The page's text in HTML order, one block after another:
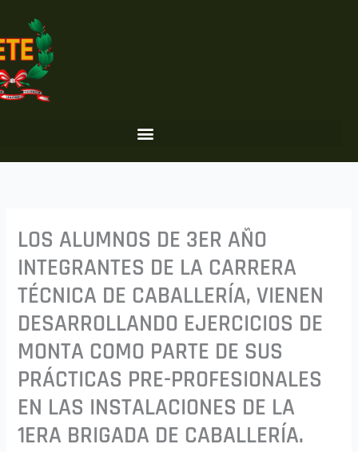
contenido
LOS ALUMNOS DE 3ER AÑO
INTEGRANTES DE LA CARRERA
TÉCNICA DE CABALLERÍA, VIENEN
DESARROLLANDO EJERCICIOS DE
MONTA COMO PARTE DE SUS
PRÁCTICAS PRE-PROFESIONALES
EN LAS INSTALACIONES DE LA
1ERA BRIGADA DE CABALLERÍA.